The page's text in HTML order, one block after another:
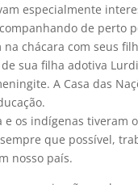
especialmente
de perto
chácara com seus
sua filha adotiva
A Casa das
e os indígenas
que possível,
nosso país.